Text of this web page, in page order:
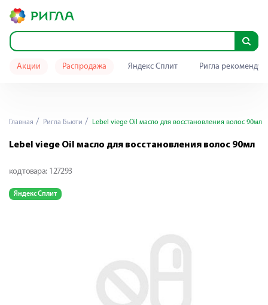
Акции Распродажа Яндекс Сплит Ригла
Главная Ригла Бьюти Lebel viege Oil масло для восстановления волос 90мл
Lebel viege Oil масло для восстановления волос 90мл
код товара: 127293
Яндекс Сплит